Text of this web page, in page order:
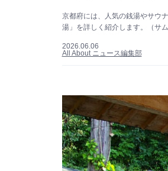
京都府には、人気の銭湯やサウ
湯」を詳しく紹介します。（サ
2026.06.06
All About ニュース編集部